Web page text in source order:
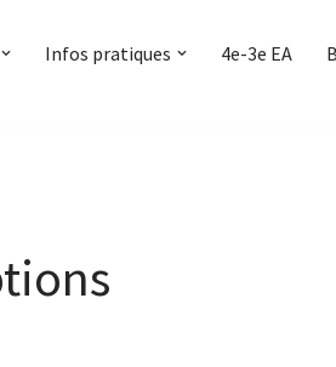
Infos pratiques 4e-3e EA